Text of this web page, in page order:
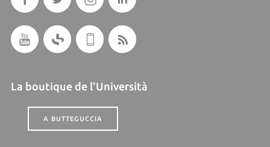
La boutique de l'Università
A BUTTEGUCCIA